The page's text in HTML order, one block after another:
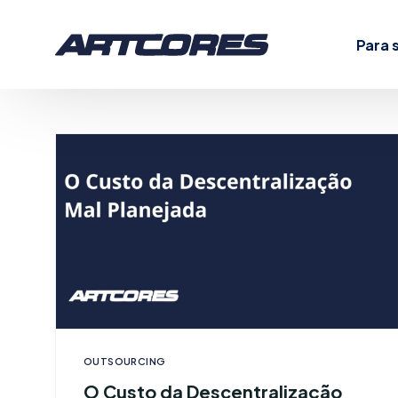
Para
OUTSOURCING
O Custo da Descentralização